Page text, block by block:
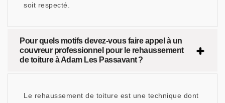
soit respecté.
Pour quels motifs devez-vous faire appel à un
couvreur professionnel pour le rehaussement
de toiture à Adam Les Passavant ?
Le rehaussement de toiture est une technique dont